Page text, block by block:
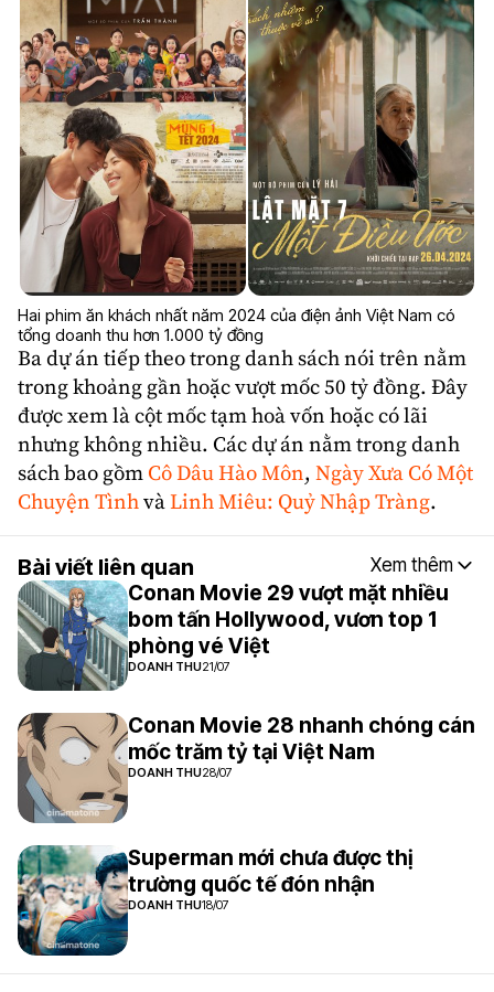
Hai phim ăn khách nhất năm 2024 của điện ảnh Việt Nam có
tổng doanh thu hơn 1.000 tỷ đồng
Ba dự án tiếp theo trong danh sách nói trên nằm
trong khoảng gần hoặc vượt mốc 50 tỷ đồng. Đây
được xem là cột mốc tạm hoà vốn hoặc có lãi
nhưng không nhiều. Các dự án nằm trong danh
sách bao gồm Cô Dâu Hào Môn, Ngày Xưa Có Một
Chuyện TìnhvàLinh Miêu: Quỷ Nhập Tràng.
Bài viết liên quan Xem thêm
Conan Movie 29 vượt mặt nhiều
bom tấn Hollywood, vươn top 1
phòng vé Việt
DOANH THU21/07
Conan Movie 28 nhanh chóng cán
mốc trăm tỷ tại Việt Nam
DOANH THU28/07
Superman mới chưa được thị
trường quốc tế đón nhận
DOANH THU18/07